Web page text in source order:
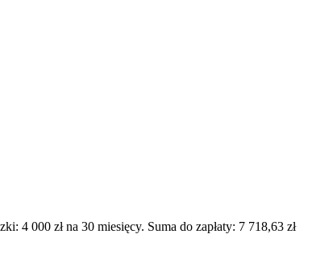
4 000 zł na 30 miesięcy. Suma do zapłaty: 7 718,63 zł